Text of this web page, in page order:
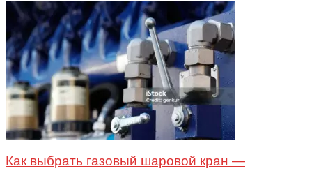
Как выбрать газовый шаровой кран —